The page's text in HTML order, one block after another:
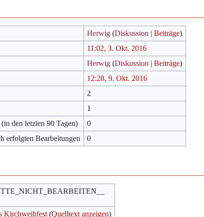
Herwig (Diskussion |Beiträge)
11:02, 3. Okt. 2016
Herwig (Diskussion |Beiträge)
12:28, 9. Okt. 2016
2
1
den letzten 90 Tagen)
0
erfolgten Bearbeitungen
0
Kirchweihfest (Quelltext anzeigen)